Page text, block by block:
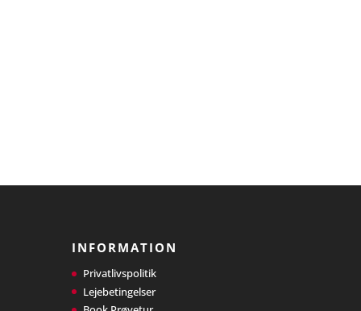
INFORMATION
Privatlivspolitik
Lejebetingelser